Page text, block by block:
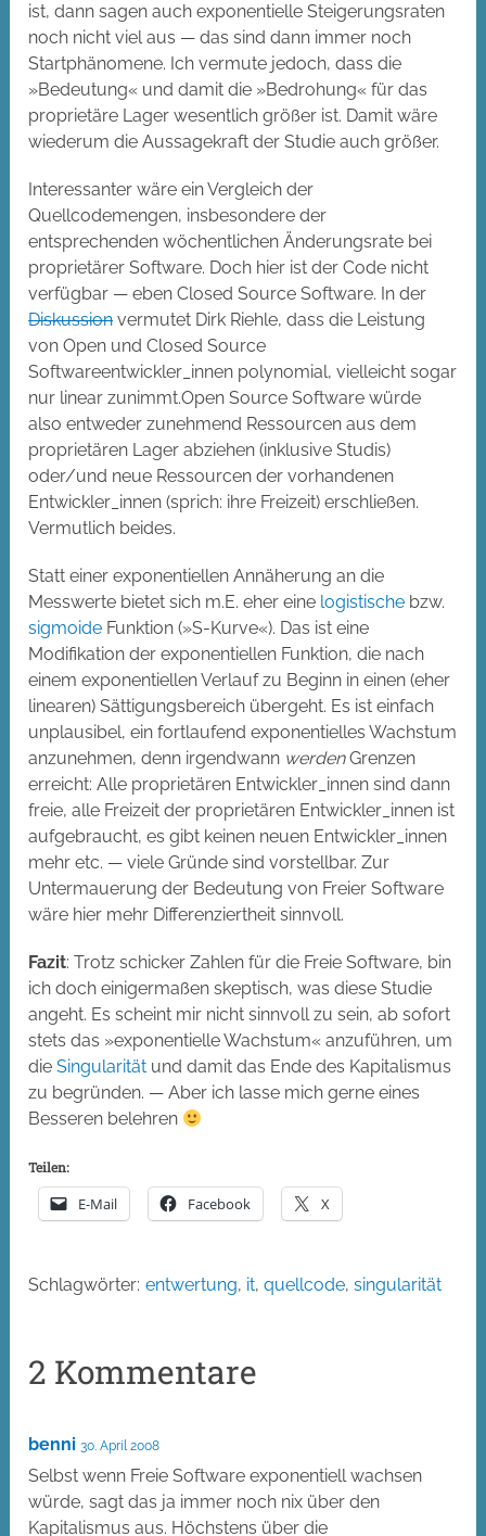
ist, dann sagen auch exponentielle Steigerungsraten
noch nicht viel aus — das sind dann immer noch
Startphänomene. Ich vermute jedoch, dass die
»Bedeutung« und damit die »Bedrohung« für das
proprietäre Lager wesentlich größer ist. Damit wäre
wiederum die Aussagekraft der Studie auch größer.
Interessanter wäre ein Vergleich der
Quellcodemengen, insbesondere der
entsprechenden wöchentlichen Änderungsrate bei
proprietärer Software. Doch hier ist der Code nicht
verfügbar — eben Closed Source Software. In der
Diskussionvermutet Dirk Riehle, dass die Leistung
von Open und Closed Source
Softwareentwickler_innen polynomial, vielleicht sogar
nur linear zunimmt.Open Source Software würde
also entweder zunehmend Ressourcen aus dem
proprietären Lager abziehen (inklusive Studis)
oder/und neue Ressourcen der vorhandenen
Entwickler_innen (sprich: ihre Freizeit) erschließen.
Vermutlich beides.
Statt einer exponentiellen Annäherung an die
Messwerte bietet sich m.E. eher eine logistische bzw.
sigmoide Funktion (»S-Kurve«). Das ist eine
Modifikation der exponentiellen Funktion, die nach
einem exponentiellen Verlauf zu Beginn in einen (eher
linearen) Sättigungsbereich übergeht. Es ist einfach
unplausibel, ein fortlaufend exponentielles Wachstum
anzunehmen, denn irgendwann werdenGrenzen
erreicht: Alle proprietären Entwickler_innen sind dann
freie, alle Freizeit der proprietären Entwickler_innen ist
aufgebraucht, es gibt keinen neuen Entwickler_innen
mehr etc. — viele Gründe sind vorstellbar. Zur
Untermauerung der Bedeutung von Freier Software
wäre hier mehr Differenziertheit sinnvoll.
Fazit: Trotz schicker Zahlen für die Freie Software, bin
ich doch einigermaßen skeptisch, was diese Studie
angeht. Es scheint mir nicht sinnvoll zu sein, ab sofort
stets das »exponentielle Wachstum« anzuführen, um
dieSingularität und damit das Ende des Kapitalismus
zu begründen. — Aber ich lasse mich gerne eines
Besseren belehren
Teilen:
E-Mail Facebook X
Schlagwörter: entwertung, it,quellcode,singularität
2 Kommentare
benni 30. April 2008
Selbst wenn Freie Software exponentiell wachsen
würde, sagt das ja immer noch nix über den
Kapitalismus aus. Höchstens über die